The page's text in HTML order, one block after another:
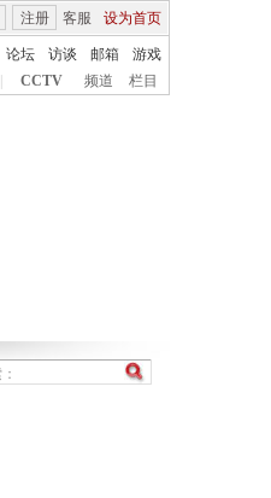
客服 设为首页
注册
论坛 访谈 邮箱
游戏
CCTV 频道 栏目